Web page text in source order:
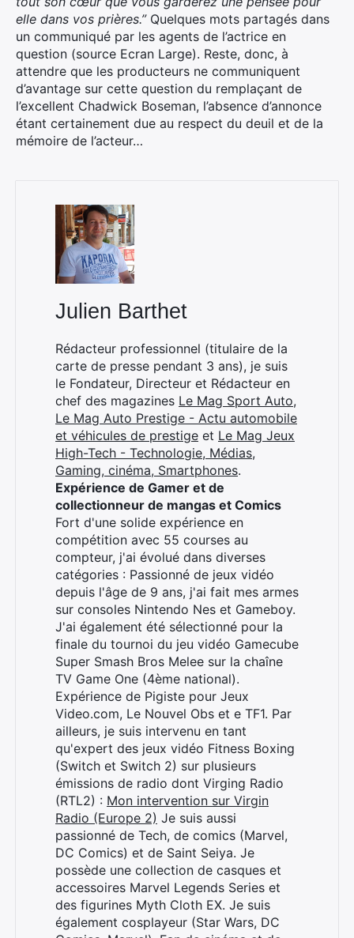
elle dans vos prières.”Quelques mots partagés dans
un communiqué par les agents de l’actrice en
question (source Ecran Large). Reste, donc, à
attendre que les producteurs ne communiquent
d’avantage sur cette question du remplaçant de
l’excellent Chadwick Boseman, l’absence d’annonce
étant certainement due au respect du deuil et de la
mémoire de l’acteur…
Julien Barthet
Rédacteur professionnel (titulaire de la
carte de presse pendant 3 ans), je suis
le Fondateur, Directeur et Rédacteur en
chef des magazines Le Mag Sport Auto,
Le Mag Auto Prestige - Actu automobile
et véhicules de prestige et Le Mag Jeux
High-Tech - Technologie, Médias,
Gaming, cinéma, Smartphones.
Expérience de Gamer et de
collectionneur de mangas et Comics
Fort d'une solide expérience en
compétition avec 55 courses au
compteur, j'ai évolué dans diverses
catégories : Passionné de jeux vidéo
depuis l'âge de 9 ans, j'ai fait mes armes
sur consoles Nintendo Nes et Gameboy.
J'ai également été sélectionné pour la
finale du tournoi du jeu vidéo Gamecube
Super Smash Bros Melee sur la chaîne
TV Game One (4ème national).
Expérience de Pigiste pour Jeux
Video.com, Le Nouvel Obs et e TF1. Par
ailleurs, je suis intervenu en tant
qu'expert des jeux vidéo Fitness Boxing
(Switch et Switch 2) sur plusieurs
émissions de radio dont Virging Radio
(RTL2) : Mon intervention sur Virgin
Radio (Europe 2) Je suis aussi
passionné de Tech, de comics (Marvel,
DC Comics) et de Saint Seiya. Je
possède une collection de casques et
accessoires Marvel Legends Series et
des figurines Myth Cloth EX. Je suis
également cosplayeur (Star Wars, DC
Rechercher